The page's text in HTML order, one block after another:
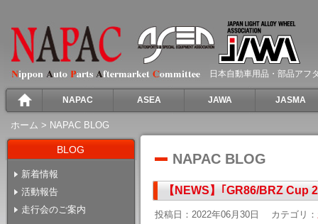
日本自動車用品・部品アフ
NAPAC ASEA JAWA JASMA
ホーム > NAPAC BLOG
BLOG
新着情報
活動報告
走行会のご案内
NAPAC BLOG
【NEWS】｢GR86/BRZ Cup
投稿日：2022年06月30日 カテゴリ：